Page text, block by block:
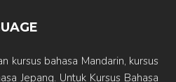
kursus bahasa Mandarin, kursus
Jepang. Untuk Kursus Bahasa